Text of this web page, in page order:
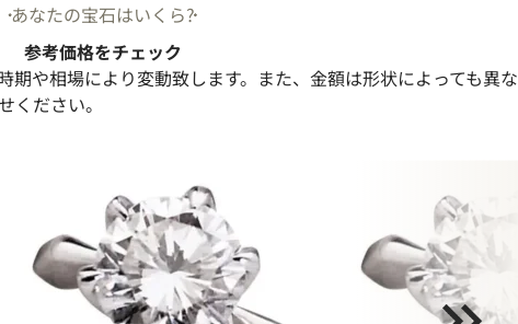
あなたの宝石はいくら?
参考価格をチェック
期や相場により変動致します。また、金額は形状によっても異な
ください。